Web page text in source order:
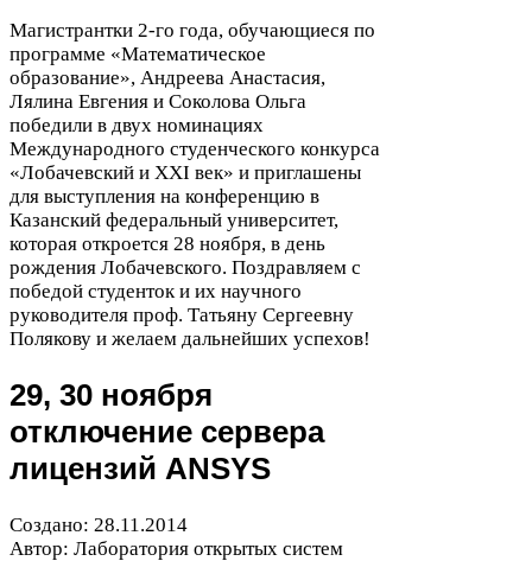
Магистрантки 2-​го года, обучающиеся по
программе «Математическое
образование», Андреева Анастасия,
Лялина Евгения и Соколова Ольга
победили в двух номинациях
Международного студенческого конкурса
«Лобачевский и XXI век» и приглашены
для выступления на конференцию в
Казанский федеральный университет,
которая откроется 28 ноября, в день
рождения Лобачевского. Поздравляем с
победой студенток и их научного
руководителя проф. Татьяну Сергеевну
Полякову и желаем дальнейших успехов!
29, 30 ноября
отключение сервера
лицензий ANSYS
Создано: 28.11 .2014
Автор: Лаборатория открытых систем